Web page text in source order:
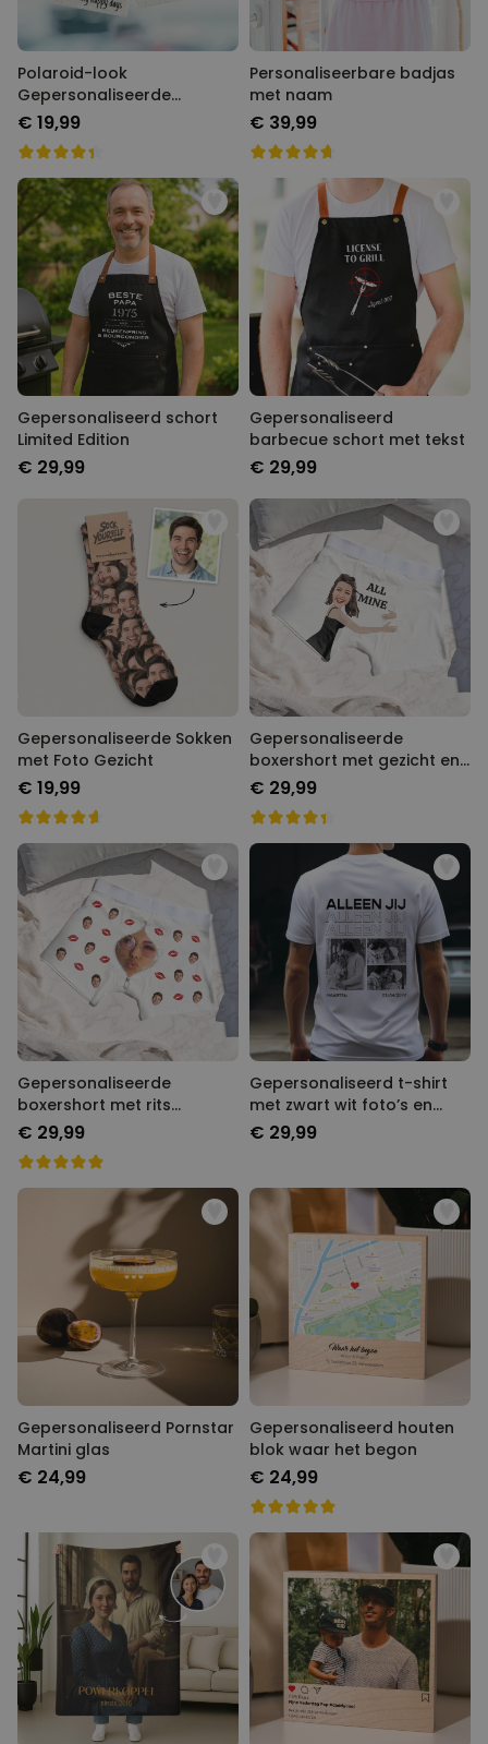
Polaroid-look
Gepersonaliseerde
Geurhanger set van 2
€ 19,99
Personaliseerbare badjas
met naam
€ 39,99
Gepersonaliseerd schort
Limited Edition
€ 29,99
Gepersonaliseerd
barbecue schort met tekst
€ 29,99
Gepersonaliseerde Sokken
met Foto Gezicht
€ 19,99
Gepersonaliseerde
boxershort met gezicht en
tekst
€ 29,99
Gepersonaliseerde
boxershort met rits
ontwerp
€ 29,99
Gepersonaliseerd t-shirt
met zwart wit foto’s en
tekst
€ 29,99
Gepersonaliseerd Pornstar
Martini glas
€ 24,99
Gepersonaliseerd houten
blok waar het begon
€ 24,99